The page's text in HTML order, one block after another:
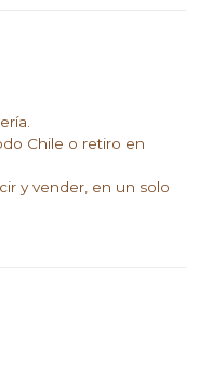
Chile o retiro en
y vender, en un solo